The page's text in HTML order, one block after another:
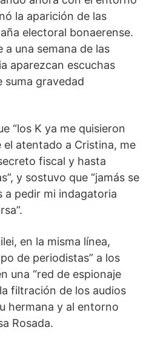
la aparición de las
electoral bonaerense.
a una semana de las
aparezcan escuchas
suma gravedad
“los K ya me quisieron
atentado a Cristina, me
fiscal y hasta
y sostuvo que “jamás se
a pedir mi indagatoria
en la misma línea,
de periodistas” a los
una “red de espionaje
filtración de los audios
hermana y al entorno
Rosada.